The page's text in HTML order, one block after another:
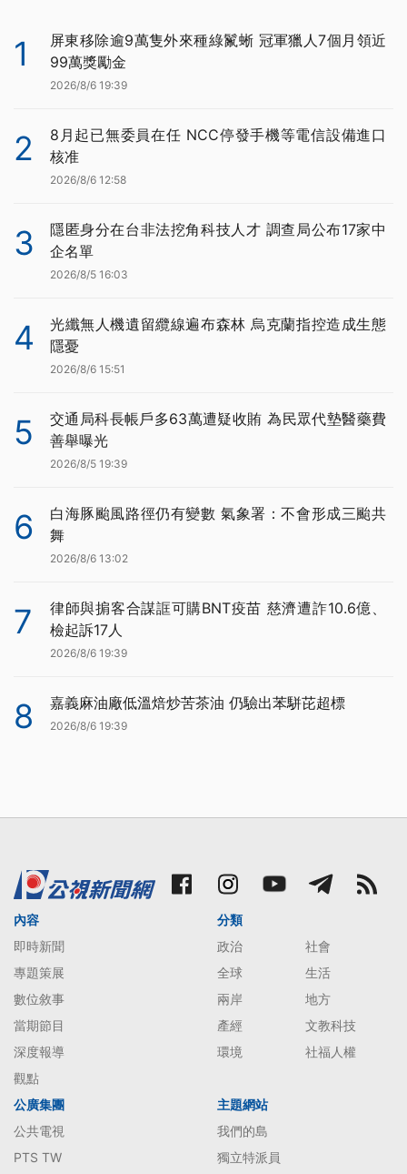
1
屏東移除逾9萬隻外來種綠鬣蜥 冠軍獵人7個月領近
99萬獎勵金
2026/8/6 19:39
2
8月起已無委員在任 NCC停發手機等電信設備進口
核准
2026/8/6 12:58
3
隱匿身分在台非法挖角科技人才 調查局公布17家中
企名單
2026/8/5 16:03
4
光纖無人機遺留纜線遍布森林 烏克蘭指控造成生態
隱憂
2026/8/6 15:51
5
交通局科長帳戶多63萬遭疑收賄 為民眾代墊醫藥費
善舉曝光
2026/8/5 19:39
6
白海豚颱風路徑仍有變數 氣象署：不會形成三颱共
舞
2026/8/6 13:02
7
律師與掮客合謀誆可購BNT疫苗 慈濟遭詐10.6億、
檢起訴17人
2026/8/6 19:39
8 嘉義麻油廠低溫焙炒苦茶油 仍驗出苯駢芘超標
2026/8/6 19:39
內容
即時新聞
專題策展
數位敘事
當期節目
深度報導
觀點
分類
政治
社會
全球
生活
兩岸
地方
產經
文教科技
環境
社福人權
公廣集團
公共電視
PTS TW
主題網站
我們的島
獨立特派員